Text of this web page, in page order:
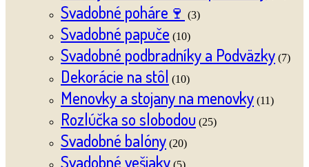
Svadobné poháre🍷 (3)
Svadobné papuče (10)
Svadobné podbradníky a Podväzky (7)
Dekorácie na stôl (10)
Menovky a stojany na menovky (11)
Rozlúčka so slobodou (25)
Svadobné balóny (20)
Svadobné vešiaky